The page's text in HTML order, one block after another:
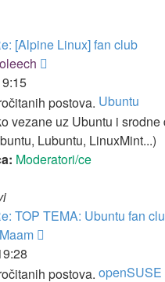
[Alpine Linux] fan club
Ubuntu
vezane uz Ubuntu i
Lubuntu, LinuxMint...)
Moderatori/ce
TOP TEMA: Ubuntu fan
openSUSE